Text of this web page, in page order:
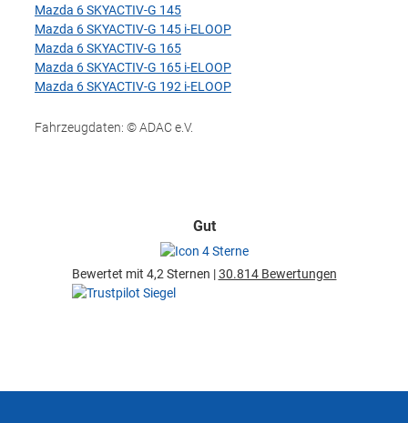
Mazda 6 SKYACTIV-G 145
Mazda 6 SKYACTIV-G 145 i-ELOOP
Mazda 6 SKYACTIV-G 165
Mazda 6 SKYACTIV-G 165 i-ELOOP
Mazda 6 SKYACTIV-G 192 i-ELOOP
Fahrzeugdaten: © ADAC e.V.
Gut
Bewertet mit 4,2 Sternen |30.814 Bewertungen